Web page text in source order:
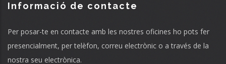
Informació de contacte
Per posar-te en contacte amb les nostres oficines ho pots fer
presencialment, per telèfon, correu electrònic o a través de la
nostra seu electrònica.